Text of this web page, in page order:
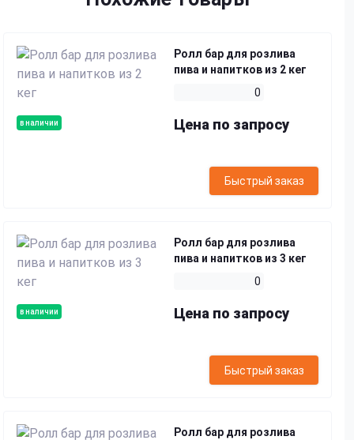
в наличии
Ролл бар для розлива
пива и напитков из 2 кег
0
Цена по запросу
Быстрый заказ
в наличии
Ролл бар для розлива
пива и напитков из 3 кег
0
Цена по запросу
Быстрый заказ
Ролл бар для розлива